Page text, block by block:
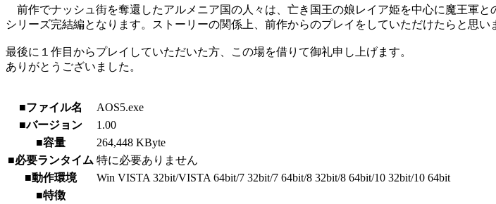
前作でナッシュ街を奪還したアルメニア国の人々は、亡き国王の娘レイア姫を中心に魔王軍と
シリーズ完結編となります。ストーリーの関係上、前作からのプレイをしていただけたらと思い
最後に１作目からプレイしていただいた方、この場を借りて御礼申し上げます。
ありがとうございました。
■ファイル名
AOS5.exe
■バージョン
1.00
■容量
264,448 KByte
■必要ランタイム 特に必要ありません
■動作環境
Win VISTA 32bit/VISTA 64bit/7 32bit/7 64bit/8 32bit/8 64bit/10 32bit/10 64bit
■特徴